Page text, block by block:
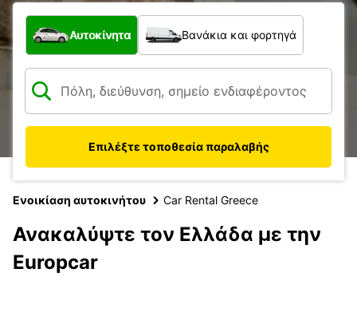
Τι τύπος οχήματος;
Αυτοκίνητα Βανάκια και φορτηγά
Επιλέξτε τοποθεσία παραλαβής
Ενοικίαση αυτοκινήτου Car Rental Greece
Ανακαλύψτε τον Ελλάδα με την
Europcar